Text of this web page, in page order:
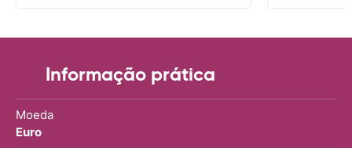
Informação prática
Moeda
Euro